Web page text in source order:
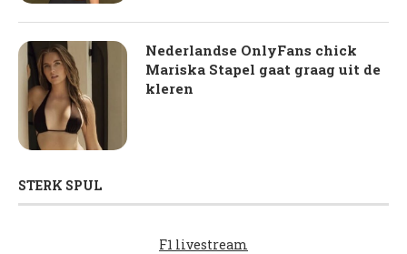
Nederlandse OnlyFans chick
Mariska Stapel gaat graag uit de
kleren
STERK SPUL
F1 livestream